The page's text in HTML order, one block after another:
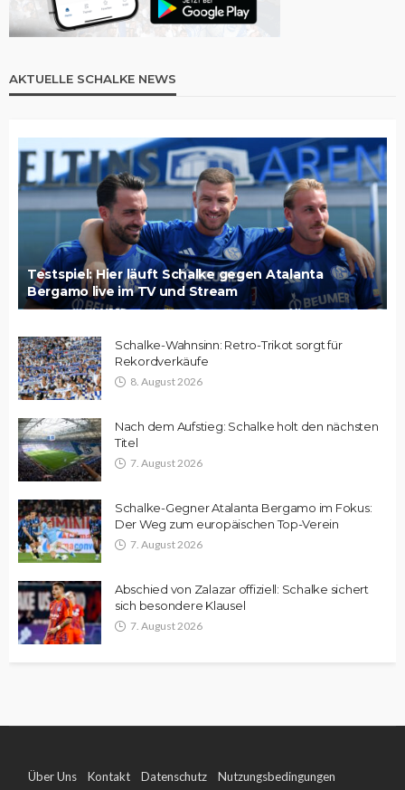
AKTUELLE SCHALKE NEWS
Testspiel: Hier läuft Schalke gegen Atalanta
Bergamo live im TV und Stream
Schalke-Wahnsinn: Retro-Trikot sorgt für
Rekordverkäufe
8. August 2026
Nach dem Aufstieg: Schalke holt den nächsten
Titel
7. August 2026
Schalke-Gegner Atalanta Bergamo im Fokus:
Der Weg zum europäischen Top-Verein
7. August 2026
Abschied von Zalazar offiziell: Schalke sichert
sich besondere Klausel
7. August 2026
Über Uns Kontakt Datenschutz Nutzungsbedingungen